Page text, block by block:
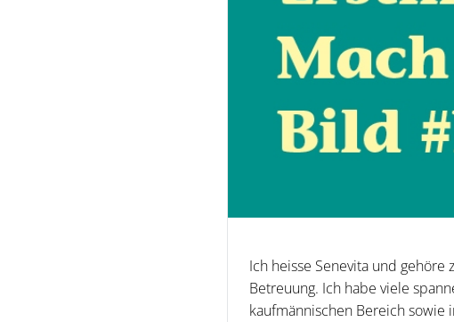
Ich heisse Senevita und
Betreuung. Ich habe viele
kaufmännischen Bereich